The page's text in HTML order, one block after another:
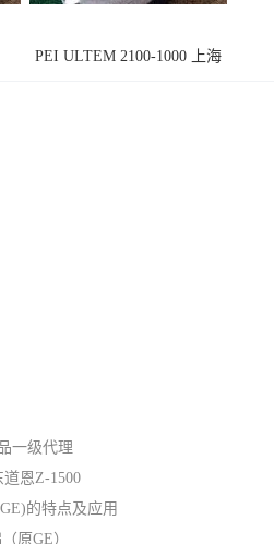
PEI ULTEM 2100-1000 上海
一级代理
道恩Z-1500
的特点及应用
原GE）